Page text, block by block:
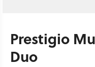
Prestigio
Duo